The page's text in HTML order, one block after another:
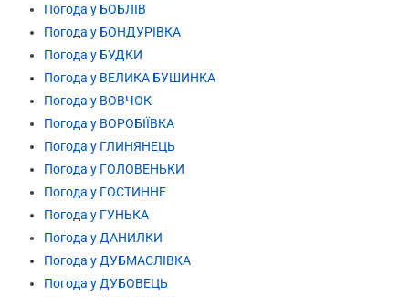
Погода у БОБЛІВ
Погода у БОНДУРІВКА
Погода у БУДКИ
Погода у ВЕЛИКА БУШИНКА
Погода у ВОВЧОК
Погода у ВОРОБІЇВКА
Погода у ГЛИНЯНЕЦЬ
Погода у ГОЛОВЕНЬКИ
Погода у ГОСТИННЕ
Погода у ГУНЬКА
Погода у ДАНИЛКИ
Погода у ДУБМАСЛІВКА
Погода у ДУБОВЕЦЬ